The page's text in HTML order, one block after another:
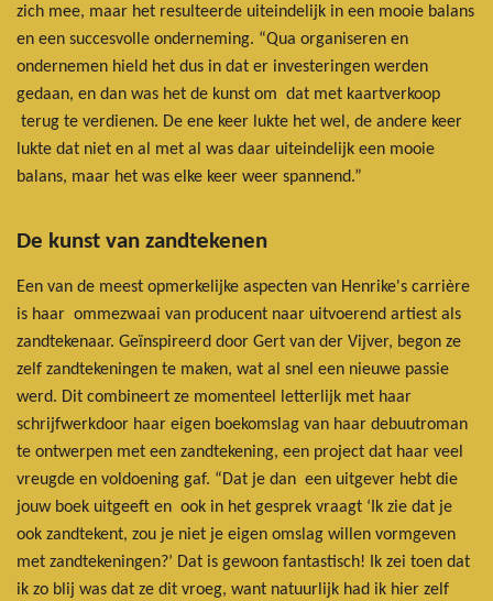
zich mee, maar het resulteerde uiteindelijk in een mooie balans
en een succesvolle onderneming. “Qua organiseren en
ondernemen hield het dus in dat er investeringen werden
gedaan, en dan was het de kunst om dat met kaartverkoop
terug te verdienen. De ene keer lukte het wel, de andere keer
lukte dat niet en al met al was daar uiteindelijk een mooie
balans, maar het was elke keer weer spannend.”
De kunst van zandtekenen
Een van de meest opmerkelijke aspecten van Henrike's carrière
is haar ommezwaai van producent naar uitvoerend artiest als
zandtekenaar. Geïnspireerd door Gert van der Vijver, begon ze
zelf zandtekeningen te maken, wat al snel een nieuwe passie
werd. Dit combineert ze momenteel letterlijk met haar
schrijfwerkdoor haar eigen boekomslag van haar debuutroman
te ontwerpen met een zandtekening, een project dat haar veel
vreugde en voldoening gaf. “Dat je dan een uitgever hebt die
jouw boek uitgeeft en ook in het gesprek vraagt ‘Ik zie dat je
ook zandtekent, zou je niet je eigen omslag willen vormgeven
met zandtekeningen?’ Dat is gewoon fantastisch! Ik zei toen dat
ik zo blij was dat ze dit vroeg, want natuurlijk had ik hier zelf